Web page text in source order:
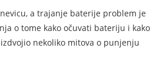
a trajanje baterije problem je
o tome kako očuvati bateriju i kako
nekoliko mitova o punjenju